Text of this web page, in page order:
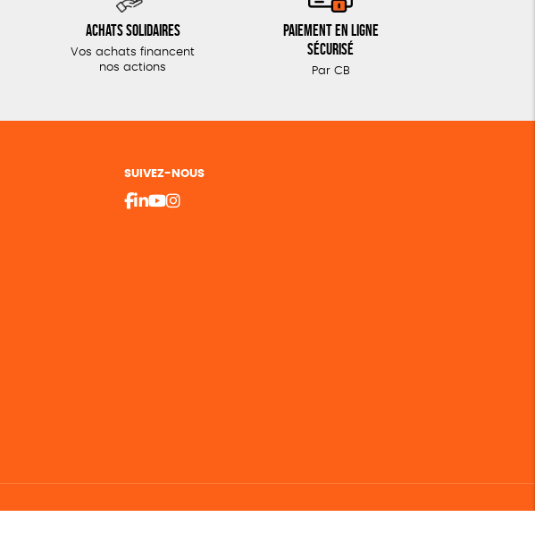
Achats solidaires
Vos achats financent
nos actions
Paiement en ligne
sécurisé
Par CB
SUIVEZ-NOUS